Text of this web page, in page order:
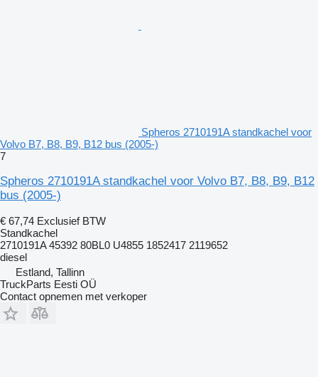
Spheros 2710191A standkachel voor
Volvo B7, B8, B9, B12 bus (2005-)
7
Spheros 2710191A standkachel voor Volvo B7, B8, B9, B12
bus (2005-)
€ 67,74 Exclusief BTW
Standkachel
2710191A 45392 80BL0 U4855 1852417 2119652
diesel
Estland, Tallinn
TruckParts Eesti OÜ
Contact opnemen met verkoper